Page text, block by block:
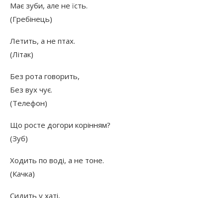
Має зуби, але не їсть.
(Гребінець)
Летить, а не птах.
(Літак)
Без рота говорить,
Без вух чує.
(Телефон)
Що росте догори корінням?
(Зуб)
Ходить по воді, а не тоне.
(Качка)
Сидить у хаті,